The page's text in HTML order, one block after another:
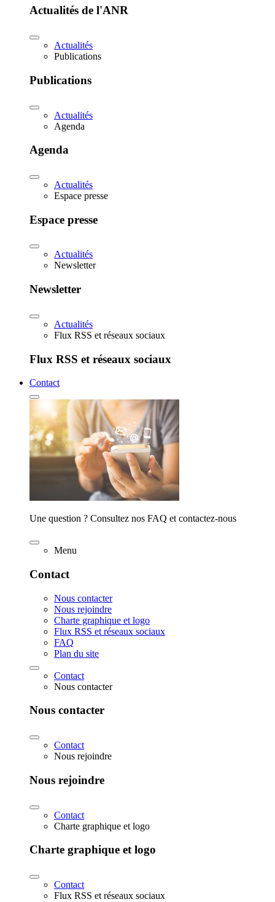
Actualités de l'ANR
Actualités
Publications
Publications
Actualités
Agenda
Agenda
Actualités
Espace presse
Espace presse
Actualités
Newsletter
Newsletter
Actualités
Flux RSS et réseaux sociaux
Flux RSS et réseaux sociaux
Contact
Une question ? Consultez nos FAQ et contactez-nous
Menu
Contact
Nous contacter
Nous rejoindre
Charte graphique et logo
Flux RSS et réseaux sociaux
FAQ
Plan du site
Contact
Nous contacter
Nous contacter
Contact
Nous rejoindre
Nous rejoindre
Contact
Charte graphique et logo
Charte graphique et logo
Contact
Flux RSS et réseaux sociaux